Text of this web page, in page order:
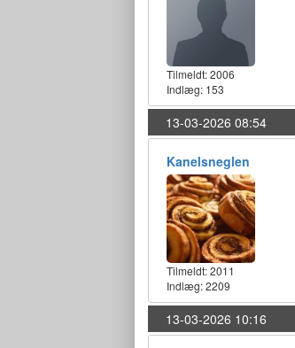
Tilmeldt:2006
Indlæg: 153
13-03-2026 08:54
Kanelsneglen
Tilmeldt:2011
Indlæg: 2209
13-03-2026 10:16